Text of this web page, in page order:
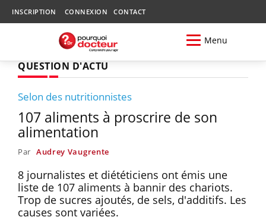
INSCRIPTION CONNEXION CONTACT
Menu
QUESTION D'ACTU
Selon des nutritionnistes
107 aliments à proscrire de son
alimentation
Par Audrey Vaugrente
8 journalistes et diététiciens ont émis une
liste de 107 aliments à bannir des chariots.
Trop de sucres ajoutés, de sels, d'additifs. Les
causes sont variées.